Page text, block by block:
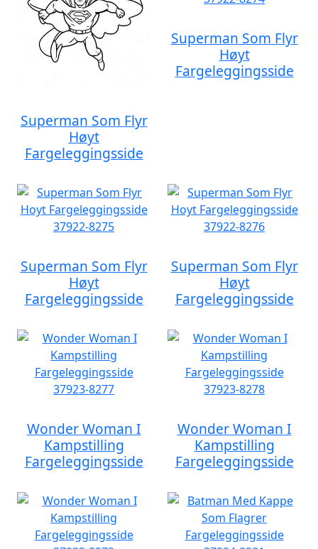
Superman Som Flyr
Høyt
Fargeleggingsside
Superman Som Flyr
Høyt
Fargeleggingsside
Superman Som Flyr
Høyt
Fargeleggingsside
Superman Som Flyr
Høyt
Fargeleggingsside
Wonder Woman I
Kampstilling
Fargeleggingsside
Wonder Woman I
Kampstilling
Fargeleggingsside